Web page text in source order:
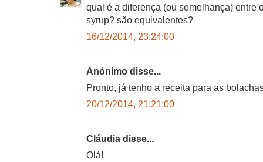
qual é a diferença (ou semelhança) entre
syrup? são equivalentes?
16/12/2014, 23:24:00
Anónimo disse...
Pronto, já tenho a receita para as
20/12/2014, 21:21:00
Cláudia disse...
Olá!